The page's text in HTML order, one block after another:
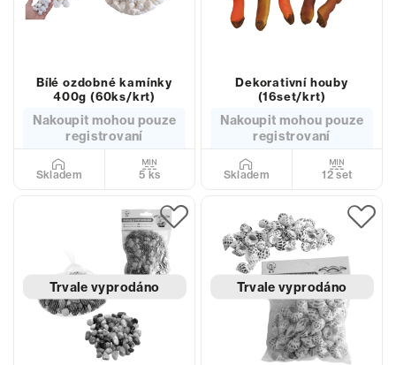
Bílé ozdobné kamínky
400g (60ks/krt)
Nakoupit mohou pouze
registrovaní
Skladem 5 ks
Dekorativní houby
(16set/krt)
Nakoupit mohou pouze
registrovaní
Skladem 12 set
Trvale vyprodáno Trvale vyprodáno